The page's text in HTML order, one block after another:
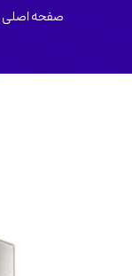
صفحه اصلی